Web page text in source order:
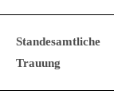
Standesamtliche
Trauung